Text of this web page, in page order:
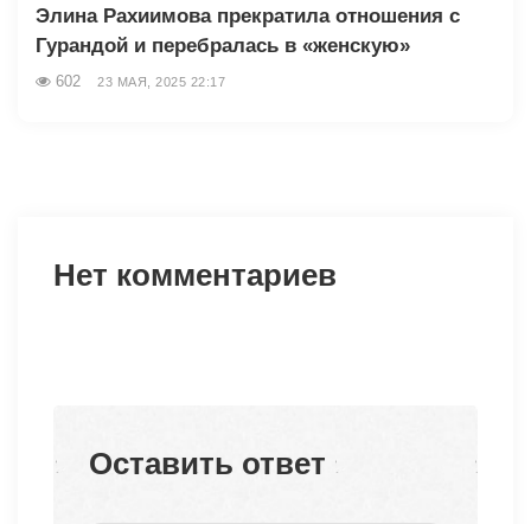
Элина Рахиимова прекратила отношения с
Гурандой и перебралась в «женскую»
602 23 МАЯ, 2025 22:17
Нет комментариев
Оставить ответ